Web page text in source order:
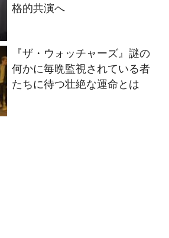
格的共演へ
『ザ・ウォッチャーズ』謎の
何かに毎晩監視されている者
たちに待つ壮絶な運命とは